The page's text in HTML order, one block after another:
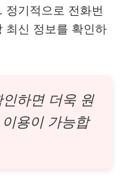
정기적으로 전화번
최신 정보를 확인하
하면 더욱 원
용이 가능합